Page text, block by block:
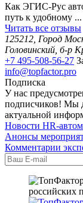
Как ЭГИС-Рус
путь к удобному ...
Читать все отзывы
125212, Город
Головинский, б-р
+7 495-508-56-27
info@topfactor.pro
Подписка
У нас
подписчиков! Мы
актуальной
Новости HR-
Анонсы
Комментарии